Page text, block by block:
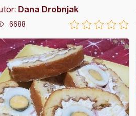
Dana Drobnjak
6688